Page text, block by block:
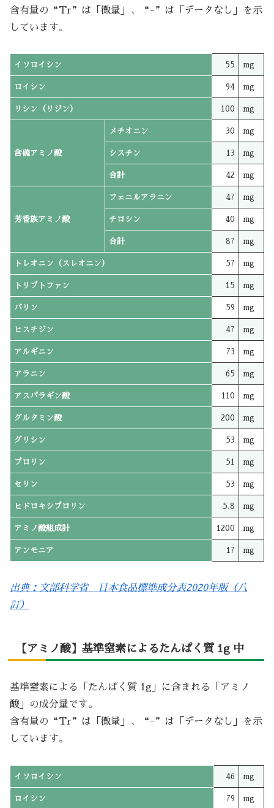
含有量の“Tr”は「微量」、“-”は「データなし」を示
しています。
イソロイシン 55 mg
ロイシン 94 mg
リシン（リジン） 100 mg
含硫アミノ酸
メチオニン 30 mg
シスチン 13 mg
合計 42 mg
芳香族アミノ酸
フェニルアラニン 47 mg
チロシン 40 mg
合計 87 mg
トレオニン（スレオニン） 57 mg
トリプトファン 15 mg
バリン 59 mg
ヒスチジン 47 mg
アルギニン 73 mg
アラニン 65 mg
アスパラギン酸 110 mg
グルタミン酸 200 mg
グリシン 53 mg
プロリン 51 mg
セリン 53 mg
ヒドロキシプロリン 5.8 mg
アミノ酸組成計 1200 mg
アンモニア 17 mg
出典：文部科学省 日本食品標準成分表2020年版（八
訂）
【アミノ酸】基準窒素によるたんぱく質 1g 中
基準窒素による「たんぱく質 1g」に含まれる「アミノ
酸」の成分量です。
含有量の“Tr”は「微量」、“-”は「データなし」を示
しています。
イソロイシン 46 mg
ロイシン 79 mg